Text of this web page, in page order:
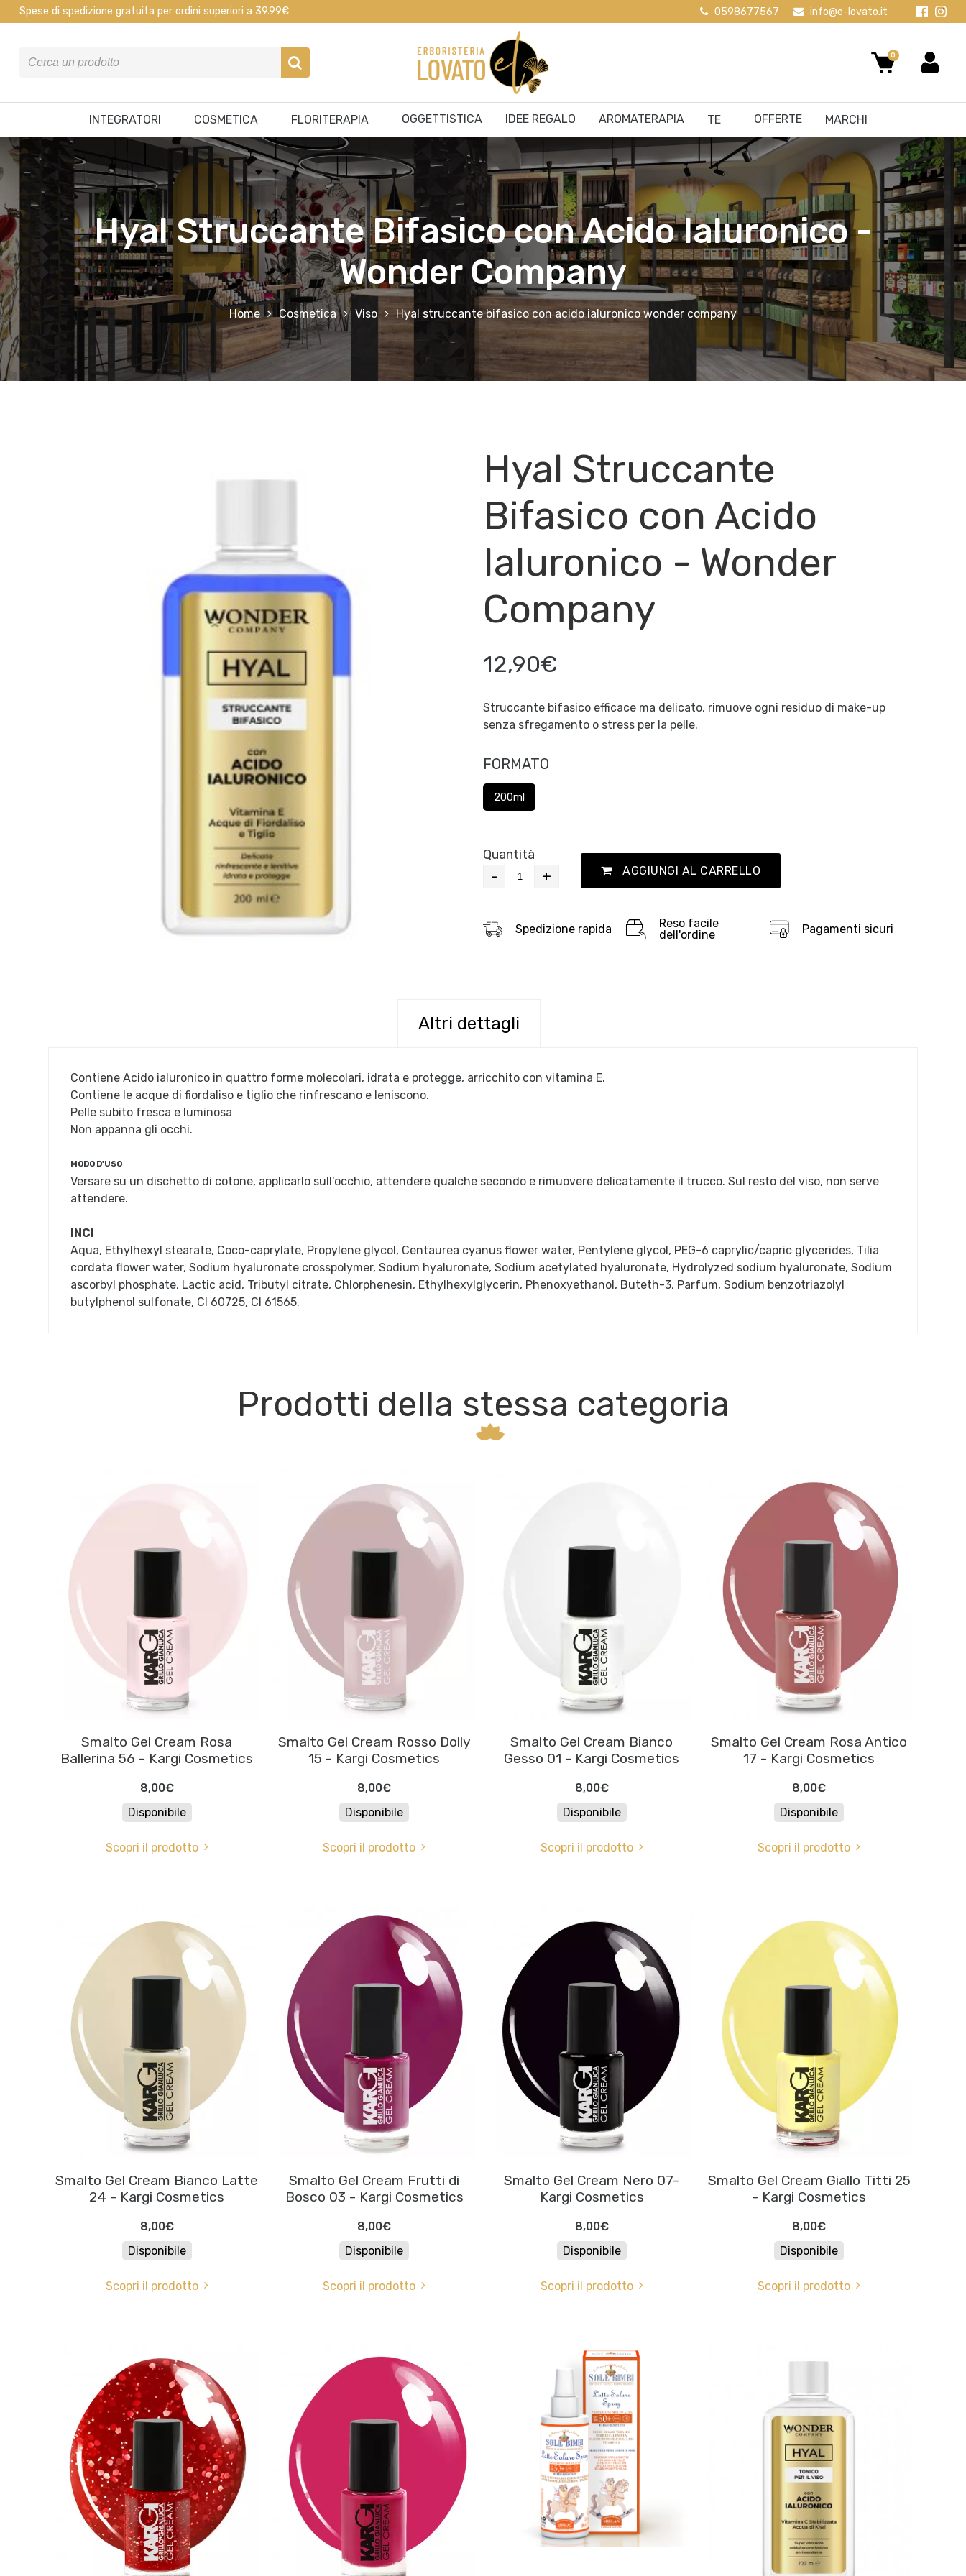
Spese di spedizione gratuita per ordini superiori a 39.99€ 0598677567 info@e-lovato.it
0
INTEGRATORI COSMETICA FLORITERAPIA OGGETTISTICA IDEE REGALO AROMATERAPIA TE OFFERTE MARCHI
Hyal Struccante Bifasico con Acido Ialuronico -
Wonder Company
Home Cosmetica Viso Hyal struccante bifasico con acido ialuronico wonder company
Hyal Struccante
Bifasico con Acido
Ialuronico - Wonder
Company
12,90€
Struccante bifasico efficace ma delicato, rimuove ogni residuo di make-up
senza sfregamento o stress per la pelle.
FORMATO
200ml
Quantità
- + AGGIUNGI AL CARRELLO
Spedizione rapida
Reso facile
dell'ordine
Pagamenti sicuri
Altri dettagli
Contiene Acido ialuronico in quattro forme molecolari, idrata e protegge, arricchito con vitamina E.
Contiene le acque di fiordaliso e tiglio che rinfrescano e leniscono.
Pelle subito fresca e luminosa
Non appanna gli occhi.
MODO D'USO
Versare su un dischetto di cotone, applicarlo sull'occhio, attendere qualche secondo e rimuovere delicatamente il trucco. Sul resto del viso, non serve
attendere.
INCI
Aqua, Ethylhexyl stearate, Coco-caprylate, Propylene glycol, Centaurea cyanus flower water, Pentylene glycol, PEG-6 caprylic/capric glycerides, Tilia
cordata flower water, Sodium hyaluronate crosspolymer, Sodium hyaluronate, Sodium acetylated hyaluronate, Hydrolyzed sodium hyaluronate, Sodium
ascorbyl phosphate, Lactic acid, Tributyl citrate, Chlorphenesin, Ethylhexylglycerin, Phenoxyethanol, Buteth-3, Parfum, Sodium benzotriazolyl
butylphenol sulfonate, CI 60725, CI 61565.
Prodotti della stessa categoria
Smalto Gel Cream Rosa
Ballerina 56 - Kargi Cosmetics
8,00€
Disponibile
Scopri il prodotto
Smalto Gel Cream Rosso Dolly
15 - Kargi Cosmetics
8,00€
Disponibile
Scopri il prodotto
Smalto Gel Cream Bianco
Gesso 01 - Kargi Cosmetics
8,00€
Disponibile
Scopri il prodotto
Smalto Gel Cream Rosa Antico
17 - Kargi Cosmetics
8,00€
Disponibile
Scopri il prodotto
Smalto Gel Cream Bianco Latte
24 - Kargi Cosmetics
8,00€
Disponibile
Scopri il prodotto
Smalto Gel Cream Frutti di
Bosco 03 - Kargi Cosmetics
8,00€
Disponibile
Scopri il prodotto
Smalto Gel Cream Nero 07-
Kargi Cosmetics
8,00€
Disponibile
Scopri il prodotto
Smalto Gel Cream Giallo Titti 25
- Kargi Cosmetics
8,00€
Disponibile
Scopri il prodotto